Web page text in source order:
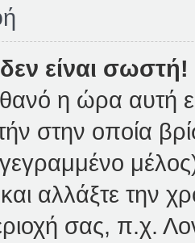
είναι σωστή!
η ώρα αυτή
στην οποία
αλλάξτε την
σας, π.χ.